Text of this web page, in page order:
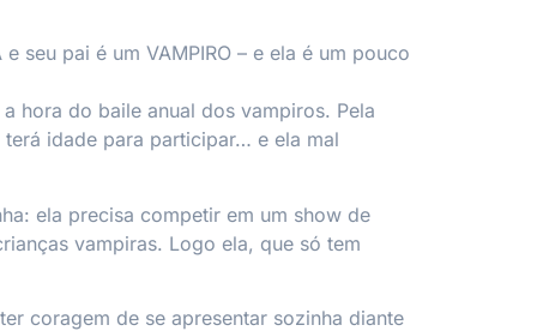
e seu pai é um VAMPIRO – e ela é um pouco
hora do baile anual dos vampiros. Pela
idade para participar… e ela mal
ela precisa competir em um show de
vampiras. Logo ela, que só tem
coragem de se apresentar sozinha diante